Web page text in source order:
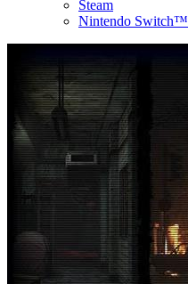
Steam
Nintendo Switch™